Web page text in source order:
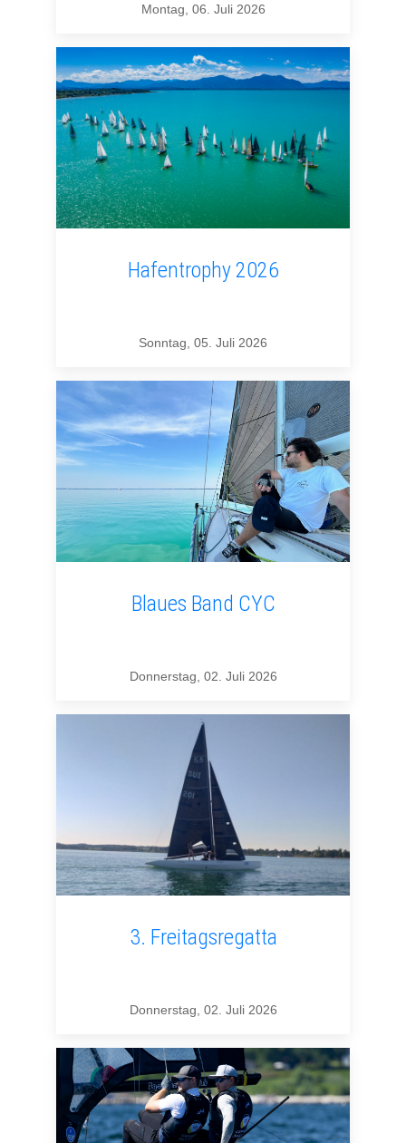
Montag, 06. Juli 2026
Hafentrophy 2026
Sonntag, 05. Juli 2026
Blaues Band CYC
Donnerstag, 02. Juli 2026
3. Freitagsregatta
Donnerstag, 02. Juli 2026